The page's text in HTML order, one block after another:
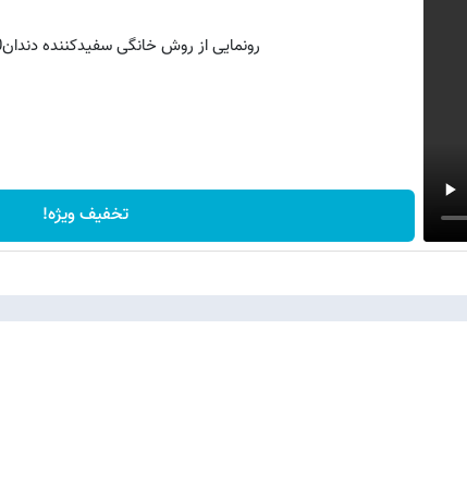
رونمایی از روش خانگی سفیدکننده دندان50%تخفیف🔥
تخفیف ویژه!